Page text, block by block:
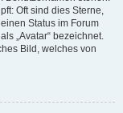
Oft sind dies Sterne,
Status im Forum
„Avatar“ bezeichnet.
Bild, welches von